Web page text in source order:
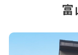
富